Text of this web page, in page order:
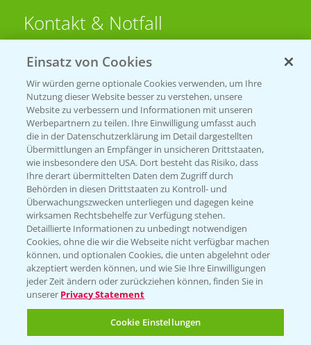
Kontakt & Notfall
Beratung auf WhatsApp
T.+49 (0)174 346 564 1
KONTAKT
Hilfe in Notfällen
T.+49 (0)214/30-20220
Folgen Sie uns
Einsatz von Cookies
Wir würden gerne optionale Cookies verwenden, um Ihre
Nutzung dieser Website besser zu verstehen, unsere
Website zu verbessern und Informationen mit unseren
Werbepartnern zu teilen. Ihre Einwilligung umfasst auch
die in der Datenschutzerklärung im Detail dargestellten
Übermittlungen an Empfänger in unsicheren Drittstaaten,
wie insbesondere den USA. Dort besteht das Risiko, dass
Ihre derart übermittelten Daten dem Zugriff durch
Behörden in diesen Drittstaaten zu Kontroll- und
Überwachungszwecken unterliegen und dagegen keine
wirksamen Rechtsbehelfe zur Verfügung stehen.
Detaillierte Informationen zu unbedingt notwendigen
Cookies, ohne die wir die Webseite nicht verfügbar machen
können, und optionalen Cookies, die unten abgelehnt oder
akzeptiert werden können, und wie Sie Ihre Einwilligungen
jeder Zeit ändern oder zurückziehen können, finden Sie in
unserer Privacy Statement
Cookie Einstellungen